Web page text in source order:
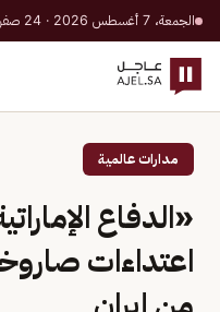
الجمعة، 7 أغسطس 2026 · 24 صفر 1448 هـ
مدارات عالمية
«الدفاع
اعتداءات
من إيران